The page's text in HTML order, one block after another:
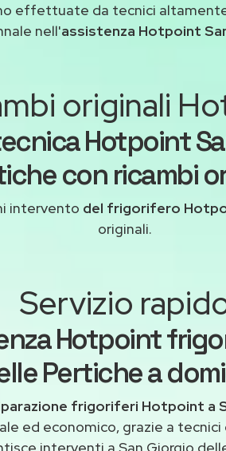
effettuate da tecnici
nell'assistenza Hotpoint
originali
Hotpoint
con ricambi
intervento del frigorifero
originali.
Servizio
Hotpoint
Pertiche a
frigoriferi Hotpoint a
ed economico, grazie a